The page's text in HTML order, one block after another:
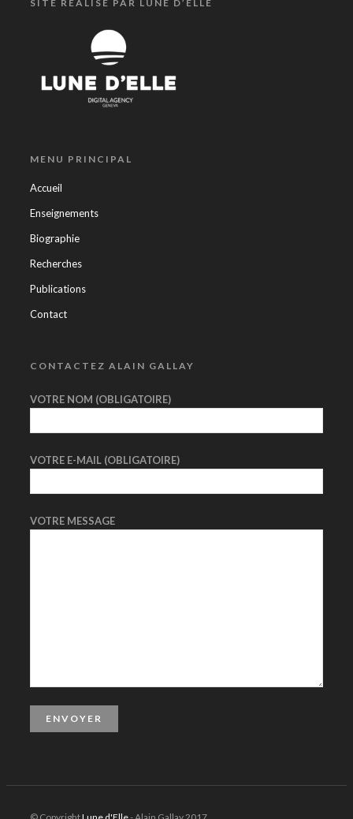
SITE RÉALISÉ PAR LUNE D’ELLE
MENU PRINCIPAL
Accueil
Enseignements
Biographie
Recherches
Publications
Contact
CONTACTEZ ALAIN GALLAY
VOTRE NOM (OBLIGATOIRE)
VOTRE E-MAIL (OBLIGATOIRE)
VOTRE MESSAGE